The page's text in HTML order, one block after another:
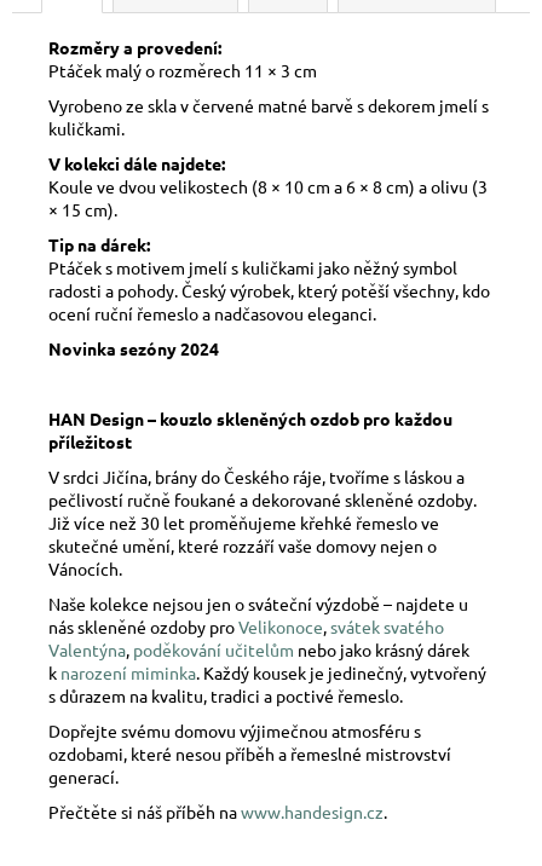
Rozměry a provedení:
Ptáček malý o rozměrech 11 × 3 cm
Vyrobeno ze skla v červené matné barvě s dekorem jmelí s
kuličkami.
V kolekci dále najdete:
Koule ve dvou velikostech (8 × 10 cm a 6 × 8 cm) a olivu (3
× 15 cm).
Tip na dárek:
Ptáček s motivem jmelí s kuličkami jako něžný symbol
radosti a pohody. Český výrobek, který potěší všechny, kdo
ocení ruční řemeslo a nadčasovou eleganci.
Novinka sezóny 2024
HAN Design – kouzlo skleněných ozdob pro každou
příležitost
V srdci Jičína, brány do Českého ráje, tvoříme s láskou a
pečlivostí ručně foukané a dekorované skleněné ozdoby.
Již více než 30 let proměňujeme křehké řemeslo ve
skutečné umění, které rozzáří vaše domovy nejen o
Vánocích.
Naše kolekce nejsou jen o sváteční výzdobě – najdete u
nás skleněné ozdoby proVelikonoce,svátek svatého
Valentýna, poděkování učitelům nebo jako krásný dárek
k narození miminka. Každý kousek je jedinečný, vytvořený
s důrazem na kvalitu, tradici a poctivé řemeslo.
Dopřejte svému domovu výjimečnou atmosféru s
ozdobami, které nesou příběh a řemeslné mistrovství
generací.
Přečtěte si náš příběh nawww.handesign.cz.